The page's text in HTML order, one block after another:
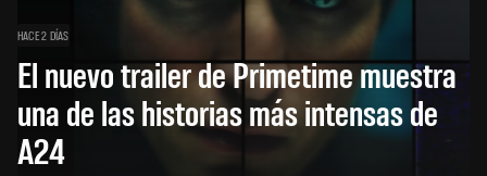
HACE 2 DÍAS
El nuevo trailer de Primetime muestra
una de las historias más intensas de
A24